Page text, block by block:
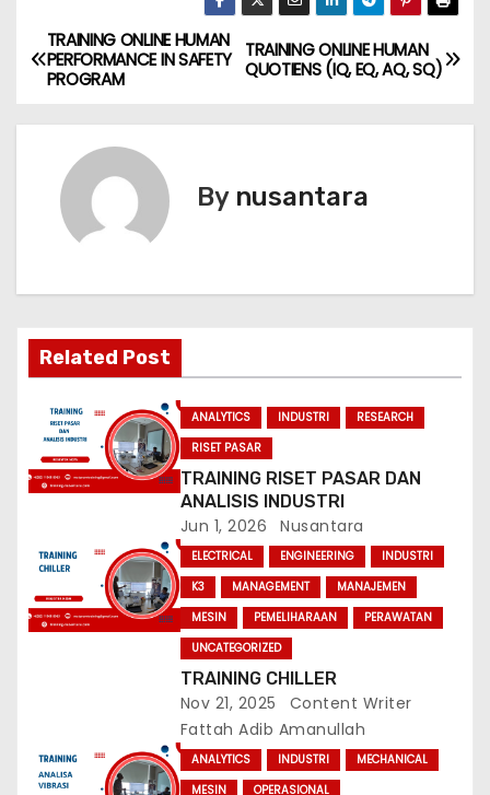
P
o
v
i
g
a
o
TRAINING ONLINE HUMAN
QUOTIENS (IQ, EQ, AQ, SQ)
TRAINING ONLINE HUMAN
PERFORMANCE IN SAFETY
PROGRAM
By nusantara
Related Post
ANALYTICS INDUSTRI
RESEARCH
RISET PASAR
TRAINING RISET PASAR DAN
ANALISIS INDUSTRI
Jun 1, 2026 Nusantara
ELECTRICAL ENGINEERING
INDUSTRI
K3
MANAGEMENT
MANAJEMEN
MESIN
PEMELIHARAAN
PERAWATAN
UNCATEGORIZED
TRAINING CHILLER
Nov 21, 2025
Content Writer
Fattah Adib Amanullah
ANALYTICS INDUSTRI
MECHANICAL
MESIN
OPERASIONAL